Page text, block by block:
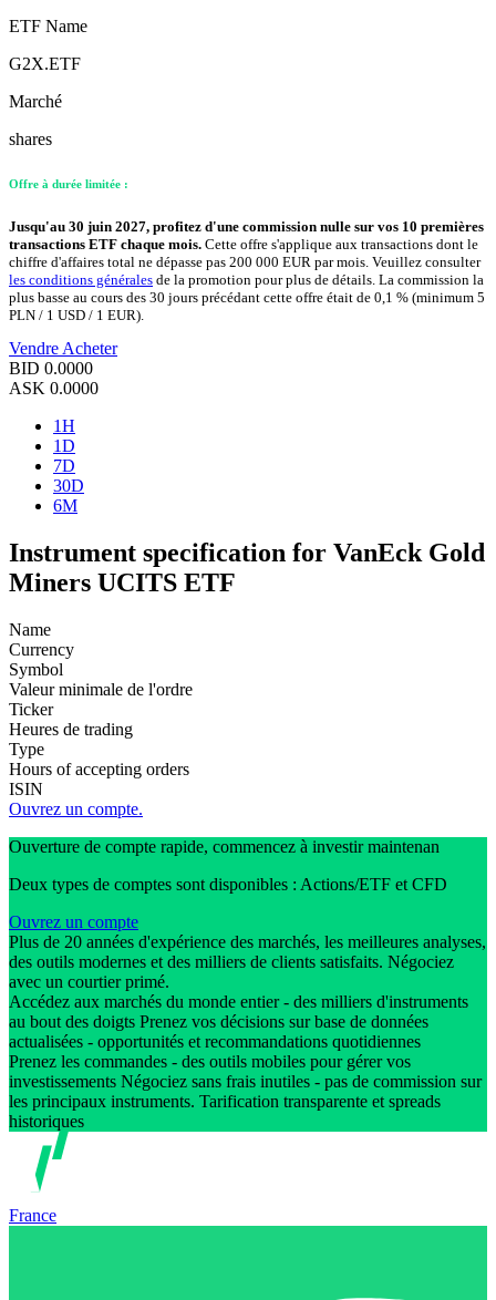
ETF Name
G2X.ETF
Marché
shares
Offre à durée limitée :
Jusqu'au 30 juin 2027, profitez d'une commission nulle sur vos 10 premières
transactions ETF chaque mois. Cette offre s'applique aux transactions dont le
chiffre d'affaires total ne dépasse pas 200 000 EUR par mois. Veuillez consulter
les conditions générales de la promotion pour plus de détails. La commission la
plus basse au cours des 30 jours précédant cette offre était de 0,1 % (minimum 5
PLN / 1 USD / 1 EUR).
Vendre Acheter
BID 0.0000
ASK 0.0000
1H
1D
7D
30D
6M
Instrument specification for VanEck Gold
Miners UCITS ETF
Name
Currency
Symbol
Valeur minimale de l'ordre
Ticker
Heures de trading
Type
Hours of accepting orders
ISIN
Ouvrez un compte.
Ouverture de compte rapide, commencez à investir maintenan
Deux types de comptes sont disponibles : Actions/ETF et CFD
Ouvrez un compte
Plus de 20 années d'expérience des marchés, les meilleures analyses,
des outils modernes et des milliers de clients satisfaits. Négociez
avec un courtier primé.
Accédez aux marchés du monde entier - des milliers d'instruments
au bout des doigts Prenez vos décisions sur base de données
actualisées - opportunités et recommandations quotidiennes
Prenez les commandes - des outils mobiles pour gérer vos
investissements Négociez sans frais inutiles - pas de commission sur
les principaux instruments. Tarification transparente et spreads
historiques
France